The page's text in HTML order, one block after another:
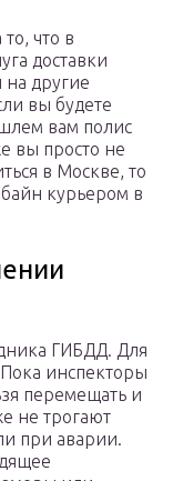
что в
доставки
на другие
вы будете
вам полис
вы просто не
в Москве, то
курьером в
ГИБДД. Для
инспекторы
перемещать и
не трогают
при аварии.